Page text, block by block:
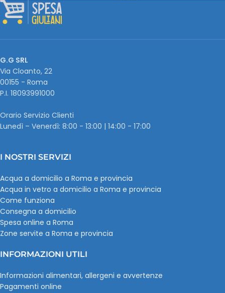
G.G SRL
Via Cloanto, 22
00155 - Roma
P.I. ‭18093991000
Orario Servizio Clienti
Lunedì – Venerdì: 8:00 - 13:00 | 14:00 - 17:00
I NOSTRI SERVIZI
Acqua a domicilio a Roma e provincia
Acqua in vetro a domicilio a Roma e provincia
Come funziona
Consegna a domicilio
Spesa online a Roma
Zone servite a Roma e provincia
INFORMAZIONI UTILI
Informazioni alimentari, allergeni e avvertenze
Pagamenti online